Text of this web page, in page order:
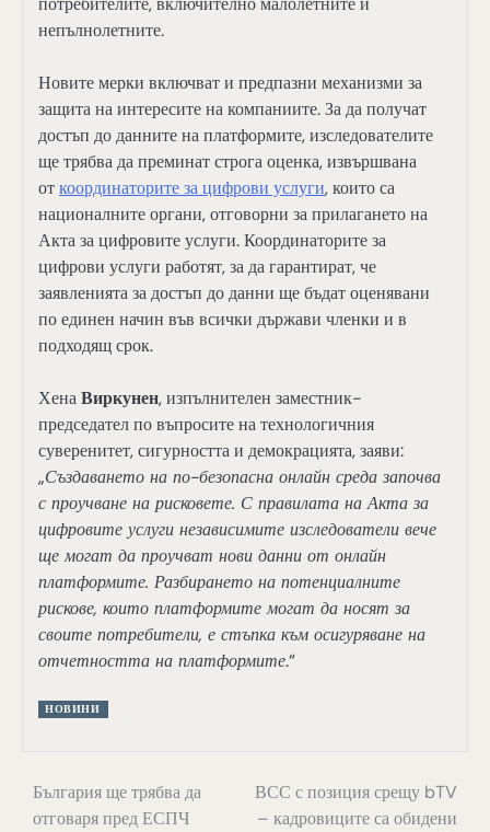
непълнолетните.
Новите мерки включват и предпазни механизми за
защита на интересите на компаниите. За да получат
достъп до данните на платформите, изследователите
ще трябва да преминат строга оценка, извършвана
откоординаторите за цифрови услуги, които са
националните органи, отговорни за прилагането на
Акта за цифровите услуги. Координаторите за
цифрови услуги работят, за да гарантират, че
заявленията за достъп до данни ще бъдат оценявани
по единен начин във всички държави членки и в
подходящ срок.
ХенаВиркунен, изпълнителен заместник-
председател по въпросите на технологичния
суверенитет, сигурността и демокрацията, заяви:
„Създаването на по-безопасна онлайн среда започва
с проучване на рисковете. С правилата на Акта за
цифровите услуги независимите изследователи вече
ще могат да проучват нови данни от онлайн
платформите. Разбирането на потенциалните
рискове, които платформите могат да носят за
своите потребители, е стъпка към осигуряване на
отчетността на платформите.“
НОВИНИ
Навигация
България ще трябва да
отговаря пред ЕСПЧ
ВСС с позиция срещу bTV
– кадровиците са обидени